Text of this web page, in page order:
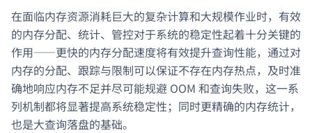
在面临内存资源消耗巨大的复杂计算和大规模作业时，有效
的内存分配、统计、管控对于系统的稳定性起着十分关键的
作用——更快的内存分配速度将有效提升查询性能，通过对
内存的分配、跟踪与限制可以保证不存在内存热点，及时准
确地响应内存不足并尽可能规避 OOM 和查询失败，这一系
列机制都将显著提高系统稳定性；同时更精确的内存统计，
也是大查询落盘的基础。